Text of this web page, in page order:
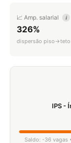
📈 Amp. salarial i
326%
dispersão piso→teto
IPS -
Saldo: -36 vagas